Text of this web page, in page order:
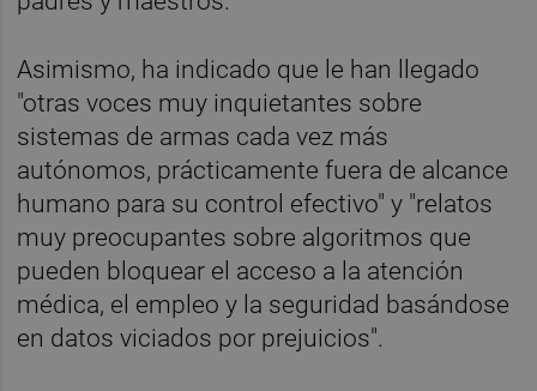
Asimismo, ha indicado que le han llegado
"otras voces muy inquietantes sobre
sistemas de armas cada vez más
autónomos, prácticamente fuera de alcance
humano para su control efectivo" y "relatos
muy preocupantes sobre algoritmos que
pueden bloquear el acceso a la atención
médica, el empleo y la seguridad basándose
en datos viciados por prejuicios".